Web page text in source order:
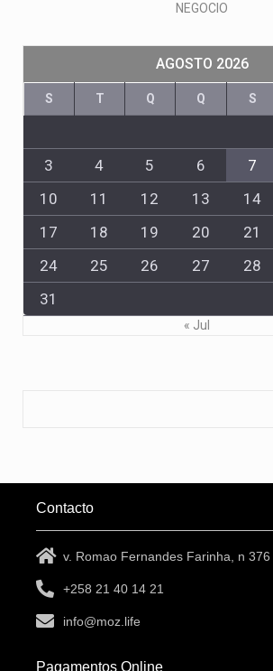
NEGOCIO
AGOSTO 2026
S T Q Q S
3
4 5 6 7
10
11 12 13 14
17
18 19 20 21
24
25 26 27 28
31
« Jul
Contacto
v. Romao Fernandes Farinha, n 376
+258 21 40 14 21
info@moz.life
Pagamentos Online